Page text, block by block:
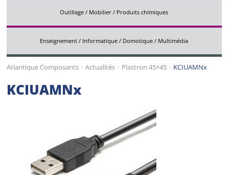
Outillage / Mobilier / Produits chimiques
Enseignement / Informatique / Domotique / Multimédia
Atlantique Composants >Actualités > Plastron 45×45 > KCIUAMNx
KCIUAMNx